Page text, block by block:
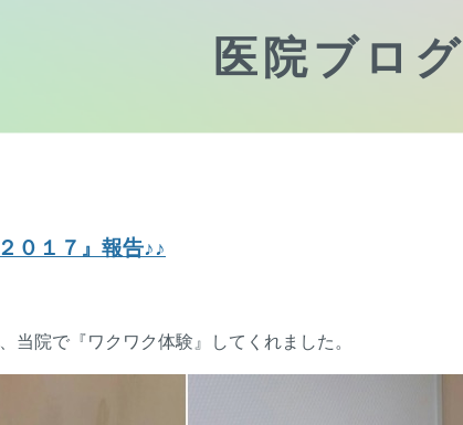
医院ブログ
０１７』報告♪♪
当院で『ワクワク体験』してくれました。